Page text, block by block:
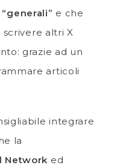
e che
altri X
grazie ad un
articoli
integrare
la
Network ed